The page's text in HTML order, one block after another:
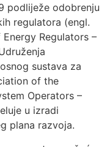
podliježe odobrenju
regulatora (engl.
Regulators –
sustava za
of the
Operators –
u izradi
plana razvoja.